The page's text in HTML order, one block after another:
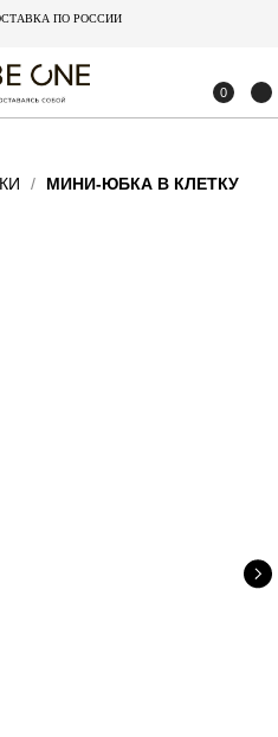
ПО РОССИИ
0
ПО РОССИИ
0
МИНИ-ЮБКА В КЛЕТКУ